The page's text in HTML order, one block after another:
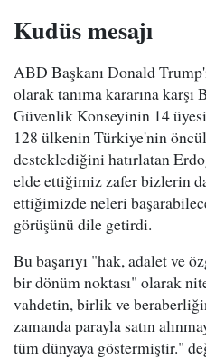
Kudüs mesajı
ABD Başkanı Donald
olarak tanıma kararına
Güvenlik Konseyinin 14
128 ülkenin Türkiye'nin
desteklediğini hatırlatan
elde ettiğimiz zafer bizlerin
ettiğimizde neleri
görüşünü dile getirdi.
Bu başarıyı "hak, adalet ve
bir dönüm noktası" olarak
vahdetin, birlik ve
zamanda parayla satın
tüm dünyaya göstermiştir."